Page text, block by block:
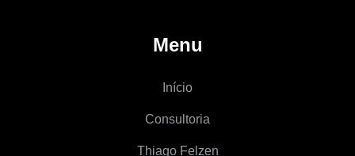
Menu
Início
Consultoria
Thiago Felzen